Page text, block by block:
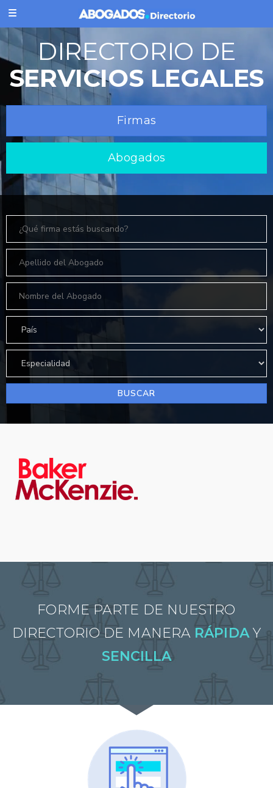
DIRECTORIO DE
SERVICIOS LEGALES
Firmas
Abogados
BUSCAR
FORME PARTE DE NUESTRO
DIRECTORIO DE MANERA RÁPIDAY
SENCILLA